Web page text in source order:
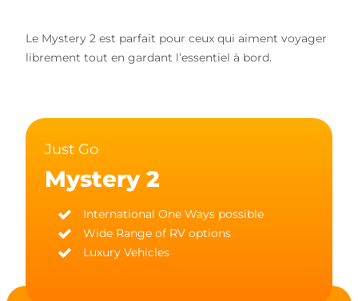
Le Mystery 2 est parfait pour ceux qui aiment voyager
librement tout en gardant l’essentiel à bord.
Just Go
Mystery 2
International One Ways possible
Wide Range of RV options
Luxury Vehicles